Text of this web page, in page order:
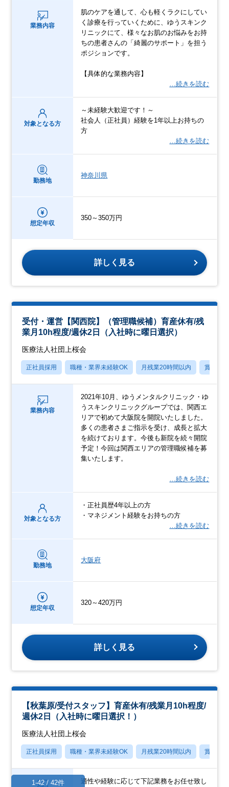
業務内容
肌のケアを通して、心も軽くラクにしてい
く診療を行っていくために、ゆうスキンク
リニックにて、様々なお肌のお悩みをお持
ちの患者さんの「綺麗のサポート」を担う
ポジションです。
【具体的な業務内容】
…続きを読む
対象となる方
～未経験大歓迎です！～
社会人（正社員）経験を1年以上お持ちの
方
…続きを読む
勤務地
神奈川県
想定年収
350～350万円
詳しく見る
受付・運営【関西院】（管理職候補）育産休有/残
業月10h程度/週休2日（入社時に曜日選択）
医療法人社団上桜会
正社員採用 職種・業界未経験OK 月残業20時間以内 賞与あり
業務内容
2021年10月、ゆうメンタルクリニック・ゆ
うスキンクリニックグループでは、関西エ
リアで初めて大阪院を開院いたしました。
多くの患者さまご指示を受け、成長と拡大
を続けております。今後も新院を続々開院
予定！今回は関西エリアの管理職候補を募
集いたします。
…続きを読む
対象となる方
・正社員歴4年以上の方
・マネジメント経験をお持ちの方
…続きを読む
勤務地
大阪府
想定年収
320～420万円
詳しく見る
【秋葉原/受付スタッフ】育産休有/残業月10h程度/
週休2日（入社時に曜日選択！）
医療法人社団上桜会
正社員採用 職種・業界未経験OK 月残業20時間以内 賞与あり
適性や経験に応じて下記業務をお任せ致し
1-42 / 42件